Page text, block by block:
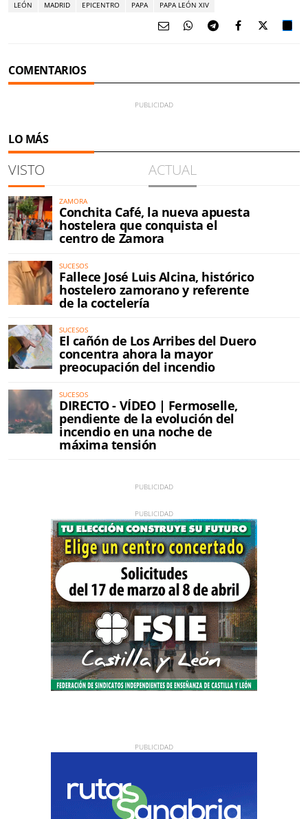
LEÓN MADRID EPICENTRO PAPA PAPA LEÓN XIV
COMENTARIOS
LO MÁS
VISTO ACTUAL
ZAMORA
Conchita Café, la nueva apuesta
hostelera que conquista el
centro de Zamora
SUCESOS
Fallece José Luis Alcina, histórico
hostelero zamorano y referente
de la coctelería
SUCESOS
El cañón de Los Arribes del Duero
concentra ahora la mayor
preocupación del incendio
SUCESOS
DIRECTO - VÍDEO | Fermoselle,
pendiente de la evolución del
incendio en una noche de
máxima tensión